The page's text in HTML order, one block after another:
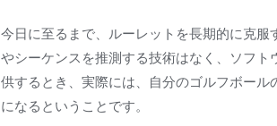
今日に至るまで、ルーレットを長期的に克
やシーケンスを推測する技術はなく、ソフ
供するとき、実際には、自分のゴルフボー
になるということです。